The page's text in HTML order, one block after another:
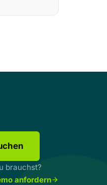
brauchst?
anfordern